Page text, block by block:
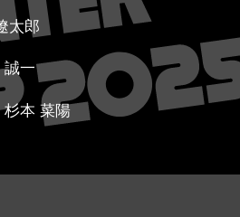
太郎
一
杉本 菜陽